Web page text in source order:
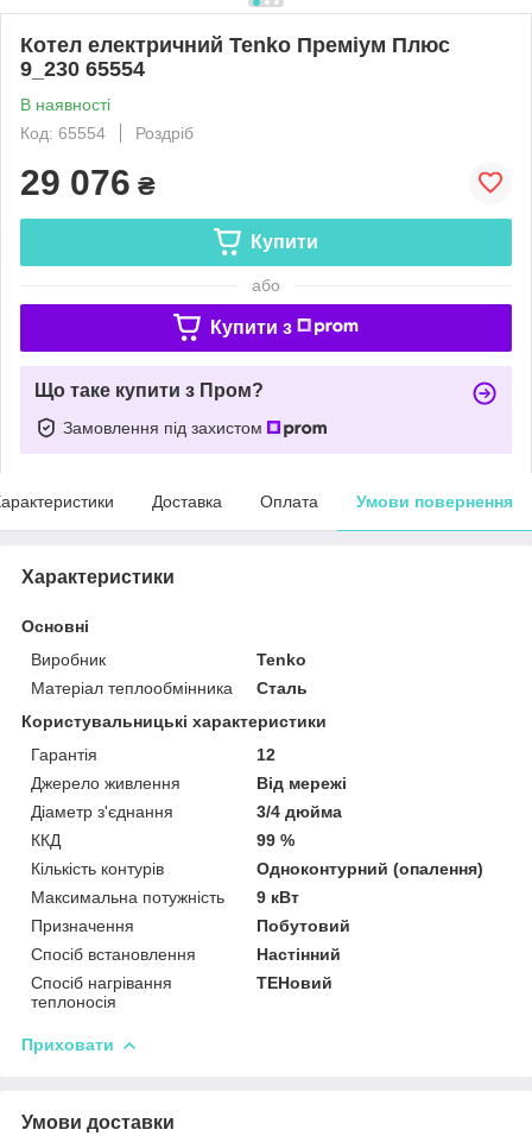
Котел електричний Tenko Преміум Плюс
9_230 65554
В наявності
Код: 65554
Роздріб
29 076 ₴
Купити
або
Купити з
Що таке купити з Пром?
Замовлення під захистом
Доставка Оплата Умови повернення
Характеристики
Основні
Виробник
Tenko
Матеріал теплообмінника
Сталь
Користувальницькі характеристики
Гарантія
12
Джерело живлення
Від мережі
Діаметр з'єднання
3/4 дюйма
ККД
99 %
Кількість контурів
Одноконтурний (опалення)
Максимальна потужність
9 кВт
Призначення
Побутовий
Спосіб встановлення
Настінний
Спосіб нагрівання
теплоносія
ТЕНовий
Приховати
Умови доставки